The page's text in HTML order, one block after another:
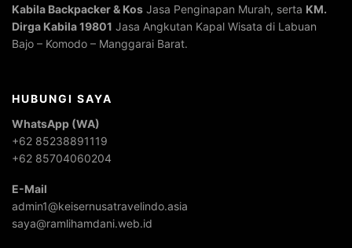
Kabila Backpacker & Kos Jasa Penginapan Murah, serta KM.
Dirga Kabila 19801 Jasa Angkutan Kapal Wisata di Labuan
Bajo – Komodo – Manggarai Barat.
HUBUNGI SAYA
WhatsApp (WA)
+62 85238891119
+62 85704060204
E-Mail
admin1@keisernusatravelindo.asia
saya@ramlihamdani.web.id